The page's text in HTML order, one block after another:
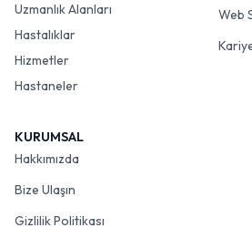
Uzmanlık Alanları
Hastalıklar
Hizmetler
Hastaneler
Web
KURUMSAL
Hakkımızda
Bize Ulaşın
Gizlilik Politikası